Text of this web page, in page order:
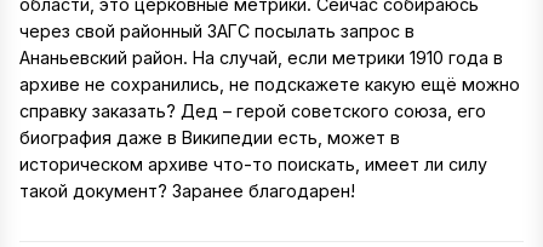
области, это церковные метрики. Сейчас собираюсь
через свой районный ЗАГС посылать запрос в
Ананьевский район. На случай, если метрики 1910 года в
архиве не сохранились, не подскажете какую ещё можно
справку заказать? Дед – герой советского союза, его
биография даже в Википедии есть, может в
историческом архиве что-то поискать, имеет ли силу
такой документ? Заранее благодарен!